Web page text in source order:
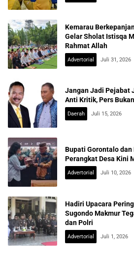
Kemarau
Gelar Sholat Istisqa
Rahmat Allah
Advertorial Juli 31, 2026
Jangan Jadi Pejabat
Anti Kritik, Pers
Daerah Juli 15, 2026
Bupati Gorontalo dan
Perangkat Desa Kini
Advertorial Juli 10, 2026
Hadiri Upacara
Sugondo Makmur
dan Polri
Advertorial Juli 1, 2026